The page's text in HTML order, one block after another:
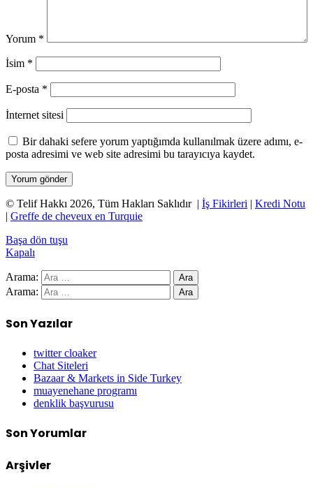
Yorum *
İsim *
E-posta *
İnternet sitesi
Bir dahaki sefere yorum yaptığımda kullanılmak üzere adımı, e-
posta adresimi ve web site adresimi bu tarayıcıya kaydet.
© Telif Hakkı 2026, Tüm Hakları Saklıdır | İş Fikirleri | Kredi Notu
| Greffe de cheveux en Turquie
Başa dön tuşu
Kapalı
Arama:
Arama:
Son Yazılar
twitter cloaker
Chat Siteleri
Bazaar & Markets in Side Turkey
muayenehane programı
denklik başvurusu
Son Yorumlar
Arşivler